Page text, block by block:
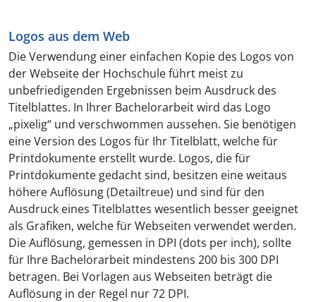
Logos aus dem Web
Die Verwendung einer einfachen Kopie des Logos von
der Webseite der Hochschule führt meist zu
unbefriedigenden Ergebnissen beim Ausdruck des
Titelblattes. In Ihrer Bachelorarbeit wird das Logo
„pixelig“ und verschwommen aussehen. Sie benötigen
eine Version des Logos für Ihr Titelblatt, welche für
Printdokumente erstellt wurde. Logos, die für
Printdokumente gedacht sind, besitzen eine weitaus
höhere Auflösung (Detailtreue) und sind für den
Ausdruck eines Titelblattes wesentlich besser geeignet
als Grafiken, welche für Webseiten verwendet werden.
Die Auflösung, gemessen in DPI (dots per inch), sollte
für Ihre Bachelorarbeit mindestens 200 bis 300 DPI
betragen. Bei Vorlagen aus Webseiten beträgt die
Auflösung in der Regel nur 72 DPI.